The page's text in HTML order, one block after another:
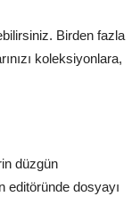
Birden fazla
koleksiyonlara,
düzgün
editöründe dosyayı